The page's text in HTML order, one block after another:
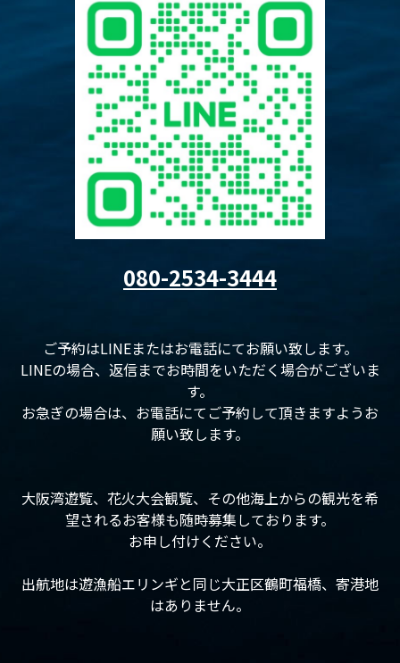
080-2534-3444
ご予約はLINEまたはお電話にてお願い致します。
LINEの場合、返信までお時間をいただく場合がございま
す。
お急ぎの場合は、お電話にてご予約して頂きますようお
願い致します。
大阪湾遊覧、花火大会観覧、その他海上からの観光を希
望されるお客様も随時募集しております。
お申し付けください。
出航地は遊漁船エリンギと同じ大正区鶴町福橋、寄港地
はありません。